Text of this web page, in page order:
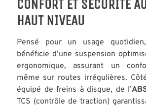
CONFORT ET SÉCURITÉ
HAUT NIVEAU
Pensé pour un usage
bénéficie d’une suspension
ergonomique, assurant un
même sur routes irrégulières.
équipé de freins à disque, de l’
TCS (contrôle de traction)